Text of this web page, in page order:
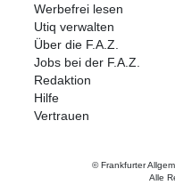
Werbefrei lesen
Utiq verwalten
Über die F.A.Z.
Jobs bei der F.A.Z.
Redaktion
Hilfe
Vertrauen
© Frankfurter
Alle